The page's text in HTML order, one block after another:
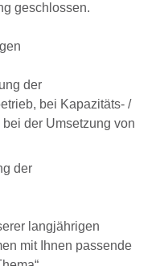
geschlossen.
der
bei Kapazitäts- /
der Umsetzung von
der
langjährigen
mit Ihnen passende